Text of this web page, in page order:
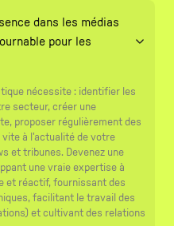
dans les médias
pour les
nécessite : identifier les
secteur, créer une
proposer régulièrement des
à l'actualité de votre
et tribunes. Devenez une
une vraie expertise à
et réactif, fournissant des
facilitant le travail des
et cultivant des relations